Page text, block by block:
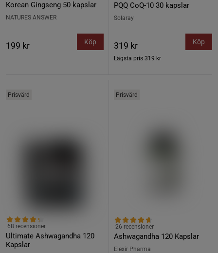
Korean Gingseng 50 kapslar
NATURES ANSWER
199 kr Köp
PQQ CoQ-10 30 kapslar
Solaray
319 kr
Lägsta pris 319 kr
Köp
Prisvärd
Ultimate Ashwagandha 120
Kapslar
68 recensioner
Prisvärd
Ashwagandha 120 Kapslar
26 recensioner
Elexir Pharma